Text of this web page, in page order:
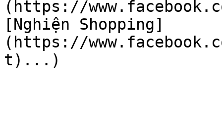
(https://
[Nghiện Shopping]
(https://